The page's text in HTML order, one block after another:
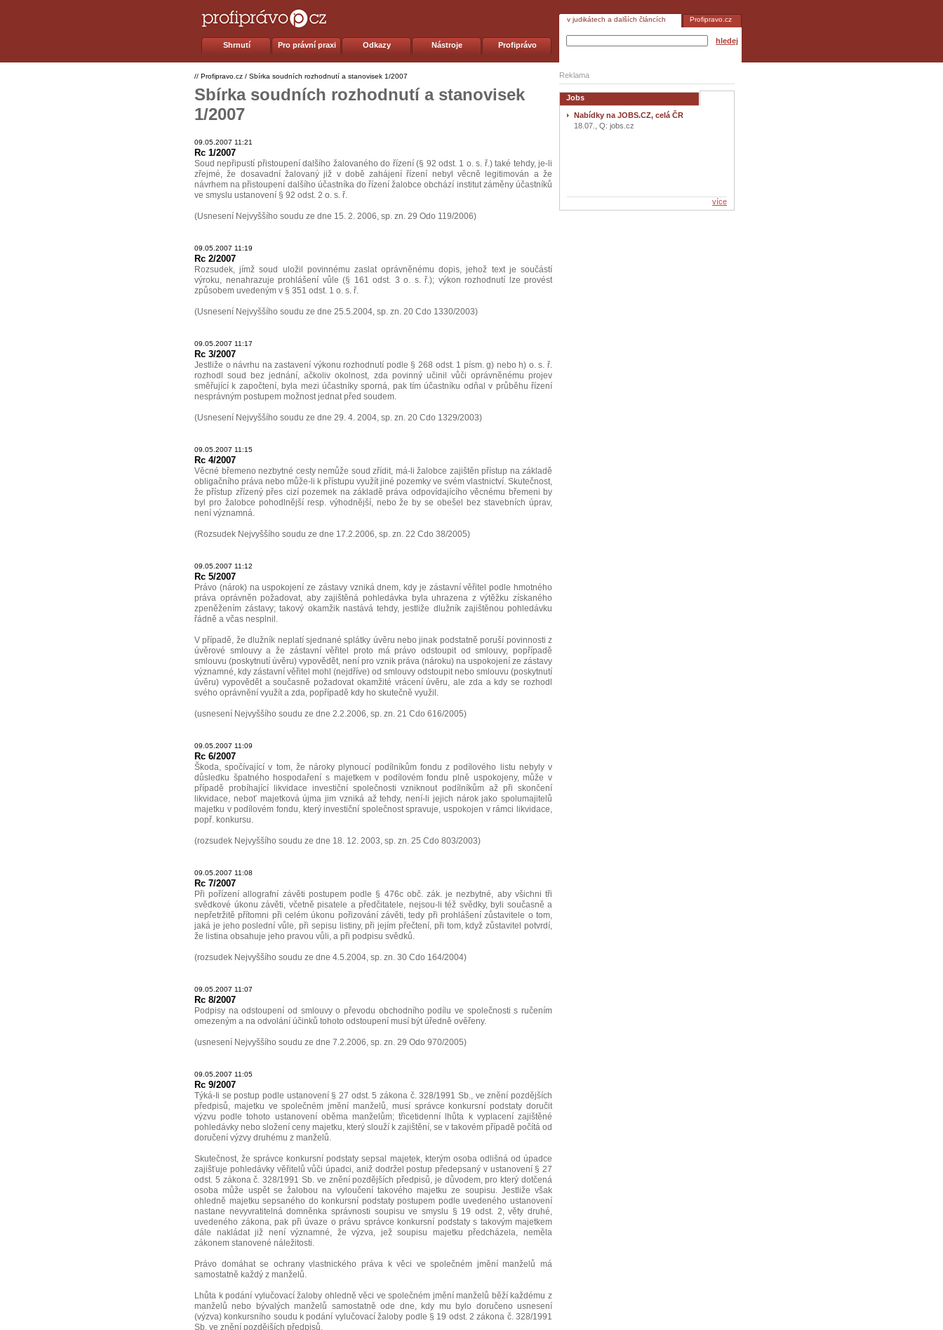
Shrnutí Pro právní praxi Odkazy Nástroje Profiprávo
v judikátech a dalších článcích Profipravo.cz
hledej
// Profipravo.cz / Sbírka soudních rozhodnutí a stanovisek 1/2007
Sbírka soudních rozhodnutí a stanovisek
1/2007
09.05.2007 11:21
Rc 1/2007
Soud nepřipustí přistoupení dalšího žalovaného do řízení (§ 92 odst. 1 o. s. ř.) také tehdy, je-li
zřejmé, že dosavadní žalovaný již v době zahájení řízení nebyl věcně legitimován a že
návrhem na přistoupení dalšího účastníka do řízení žalobce obchází institut záměny účastníků
ve smyslu ustanovení § 92 odst. 2 o. s. ř.
(Usnesení Nejvyššího soudu ze dne 15. 2. 2006, sp. zn. 29 Odo 119/2006)
09.05.2007 11:19
Rc 2/2007
Rozsudek, jímž soud uložil povinnému zaslat oprávněnému dopis, jehož text je součástí
výroku, nenahrazuje prohlášení vůle (§ 161 odst. 3 o. s. ř.); výkon rozhodnutí lze provést
způsobem uvedeným v § 351 odst. 1 o. s. ř.
(Usnesení Nejvyššího soudu ze dne 25.5.2004, sp. zn. 20 Cdo 1330/2003)
09.05.2007 11:17
Rc 3/2007
Jestliže o návrhu na zastavení výkonu rozhodnutí podle § 268 odst. 1 písm. g) nebo h) o. s. ř.
rozhodl soud bez jednání, ačkoliv okolnost, zda povinný učinil vůči oprávněnému projev
směřující k započtení, byla mezi účastníky sporná, pak tím účastníku odňal v průběhu řízení
nesprávným postupem možnost jednat před soudem.
(Usnesení Nejvyššího soudu ze dne 29. 4. 2004, sp. zn. 20 Cdo 1329/2003)
09.05.2007 11:15
Rc 4/2007
Věcné břemeno nezbytné cesty nemůže soud zřídit, má-li žalobce zajištěn přístup na základě
obligačního práva nebo může-li k přístupu využít jiné pozemky ve svém vlastnictví. Skutečnost,
že přístup zřízený přes cizí pozemek na základě práva odpovídajícího věcnému břemeni by
byl pro žalobce pohodlnější resp. výhodnější, nebo že by se obešel bez stavebních úprav,
není významná.
(Rozsudek Nejvyššího soudu ze dne 17.2.2006, sp. zn. 22 Cdo 38/2005)
09.05.2007 11:12
Rc 5/2007
Právo (nárok) na uspokojení ze zástavy vzniká dnem, kdy je zástavní věřitel podle hmotného
práva oprávněn požadovat, aby zajištěná pohledávka byla uhrazena z výtěžku získaného
zpeněžením zástavy; takový okamžik nastává tehdy, jestliže dlužník zajištěnou pohledávku
řádně a včas nesplnil.
V případě, že dlužník neplatí sjednané splátky úvěru nebo jinak podstatně poruší povinnosti z
úvěrové smlouvy a že zástavní věřitel proto má právo odstoupit od smlouvy, popřípadě
smlouvu (poskytnutí úvěru) vypovědět, není pro vznik práva (nároku) na uspokojení ze zástavy
významné, kdy zástavní věřitel mohl (nejdříve) od smlouvy odstoupit nebo smlouvu (poskytnutí
úvěru) vypovědět a současně požadovat okamžité vrácení úvěru, ale zda a kdy se rozhodl
svého oprávnění využít a zda, popřípadě kdy ho skutečně využil.
(usnesení Nejvyššího soudu ze dne 2.2.2006, sp. zn. 21 Cdo 616/2005)
09.05.2007 11:09
Rc 6/2007
Škoda, spočívající v tom, že nároky plynoucí podílníkům fondu z podílového listu nebyly v
důsledku špatného hospodaření s majetkem v podílovém fondu plně uspokojeny, může v
případě probíhající likvidace investiční společnosti vzniknout podílníkům až při skončení
likvidace, neboť majetková újma jim vzniká až tehdy, není-li jejich nárok jako spolumajitelů
majetku v podílovém fondu, který investiční společnost spravuje, uspokojen v rámci likvidace,
popř. konkursu.
(rozsudek Nejvyššího soudu ze dne 18. 12. 2003, sp. zn. 25 Cdo 803/2003)
09.05.2007 11:08
Rc 7/2007
Při pořízení allografní závěti postupem podle § 476c obč. zák. je nezbytné, aby všichni tři
svědkové úkonu závěti, včetně pisatele a předčitatele, nejsou-li též svědky, byli současně a
nepřetržitě přítomni při celém úkonu pořizování závěti, tedy při prohlášení zůstavitele o tom,
jaká je jeho poslední vůle, při sepisu listiny, při jejím přečtení, při tom, když zůstavitel potvrdí,
že listina obsahuje jeho pravou vůli, a při podpisu svědků.
(rozsudek Nejvyššího soudu ze dne 4.5.2004, sp. zn. 30 Cdo 164/2004)
09.05.2007 11:07
Rc 8/2007
Podpisy na odstoupení od smlouvy o převodu obchodního podílu ve společnosti s ručením
omezeným a na odvolání účinků tohoto odstoupení musí být úředně ověřeny.
(usnesení Nejvyššího soudu ze dne 7.2.2006, sp. zn. 29 Odo 970/2005)
09.05.2007 11:05
Rc 9/2007
Týká-Ii se postup podle ustanovení § 27 odst. 5 zákona č. 328/1991 Sb., ve znění pozdějších
předpisů, majetku ve společném jmění manželů, musí správce konkursní podstaty doručit
výzvu podle tohoto ustanovení oběma manželům; třicetidenní lhůta k vyplacení zajištěné
pohledávky nebo složení ceny majetku, který slouží k zajištění, se v takovém případě počítá od
doručení výzvy druhému z manželů.
Skutečnost, že správce konkursní podstaty sepsal majetek, kterým osoba odlišná od úpadce
zajišťuje pohledávky věřitelů vůči úpadci, aniž dodržel postup předepsaný v ustanovení § 27
odst. 5 zákona č. 328/1991 Sb. ve znění pozdějších předpisů, je důvodem, pro který dotčená
osoba může uspět se žalobou na vyloučení takového majetku ze soupisu. Jestliže však
ohledně majetku sepsaného do konkursní podstaty postupem podle uvedeného ustanovení
nastane nevyvratitelná domněnka správnosti soupisu ve smyslu § 19 odst. 2, věty druhé,
uvedeného zákona, pak při úvaze o právu správce konkursní podstaty s takovým majetkem
dále nakládat již není významné, že výzva, jež soupisu majetku předcházela, neměla
zákonem stanovené náležitosti.
Právo domáhat se ochrany vlastnického práva k věci ve společném jmění manželů má
samostatně každý z manželů.
Lhůta k podání vylučovací žaloby ohledně věci ve společném jmění manželů běží každému z
manželů nebo bývalých manželů samostatně ode dne, kdy mu bylo doručeno usnesení
(výzva) konkursního soudu k podání vylučovací žaloby podle § 19 odst. 2 zákona č. 328/1991
Sb. ve znění pozdějších předpisů.
Reklama
Jobs
Nabídky na JOBS.CZ, celá ČR
18.07., Q: jobs.cz
více